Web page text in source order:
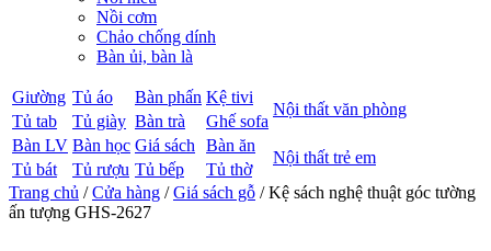
Nồi cơm
Chảo chống dính
Bàn ủi, bàn là
Giường Tủ áo Bàn phấn Kệ tivi
Nội thất văn phòng
Tủ tab Tủ giày Bàn trà
Ghế sofa
Bàn LV Bàn học Giá sách Bàn ăn
Nội thất trẻ em
Tủ bát Tủ rượu Tủ bếp
Tủ thờ
Trang chủ /Cửa hàng /Giá sách gỗ / Kệ sách nghệ thuật góc tường
ấn tượng GHS-2627